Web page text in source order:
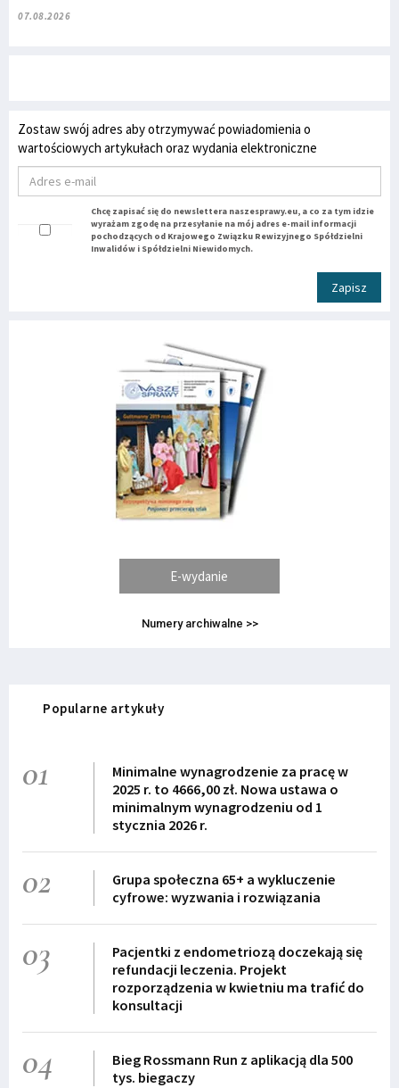
07.08.2026
Zostaw swój adres aby otrzymywać powiadomienia o
wartościowych artykułach oraz wydania elektroniczne
Chcę zapisać się do newslettera naszesprawy.eu, a co za tym idzie
wyrażam zgodę na przesyłanie na mój adres e-mail informacji
pochodzących od Krajowego Związku Rewizyjnego Spółdzielni
Inwalidów i Spółdzielni Niewidomych.
Zapisz
E-wydanie
Numery archiwalne >>
Popularne artykuły
01
Minimalne wynagrodzenie za pracę w
2025 r. to 4666,00 zł. Nowa ustawa o
minimalnym wynagrodzeniu od 1
stycznia 2026 r.
02
Grupa społeczna 65+ a wykluczenie
cyfrowe: wyzwania i rozwiązania
03
Pacjentki z endometriozą doczekają się
refundacji leczenia. Projekt
rozporządzenia w kwietniu ma trafić do
konsultacji
04
Bieg Rossmann Run z aplikacją dla 500
tys. biegaczy